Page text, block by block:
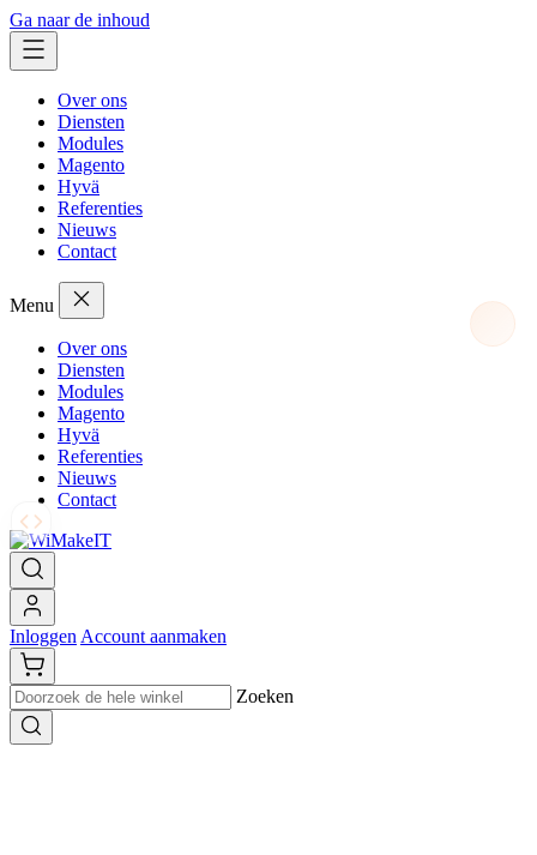
Ga naar de inhoud
Over ons
Diensten
Modules
Magento
Hyvä
Referenties
Nieuws
Contact
Menu
Over ons
Diensten
Modules
Magento
Hyvä
Referenties
Nieuws
Contact
Inloggen Account aanmaken
Zoeken